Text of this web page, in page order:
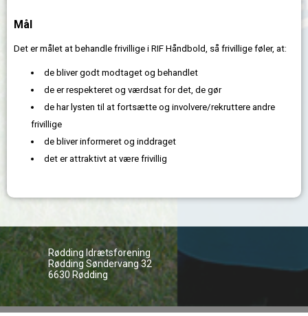
Mål
Det er målet at behandle frivillige i RIF Håndbold, så frivillige føler, at:
de bliver godt modtaget og behandlet
de er respekteret og værdsat for det, de gør
de har lysten til at fortsætte og involvere/rekruttere andre
frivillige
de bliver informeret og inddraget
det er attraktivt at være frivillig
Rødding Idrætsforening
Rødding Søndervang 32
6630 Rødding